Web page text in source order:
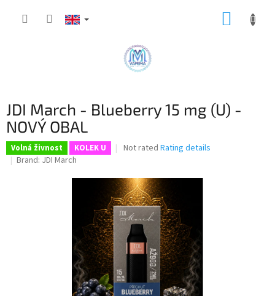
JDI March - Blueberry 15 mg (U) -
NOVÝ OBAL
Volná živnost KOLEK U
The
rating
is
0,0
out
of
5
stars.
Not rated Rating details
Brand: JDI March